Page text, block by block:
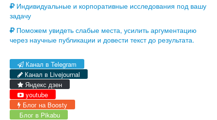
Индивидуальные и корпоративные исследования под вашу
задачу
Поможем увидеть слабые места, усилить аргументацию
через научные публикации и довести текст до результата.
Канал в Telegram
Канал в Livejournal
Яндекс дзен
youtube
Блог на Boosty
Блог в Pikabu